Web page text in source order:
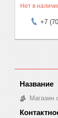
Нет в
+7
Магазин